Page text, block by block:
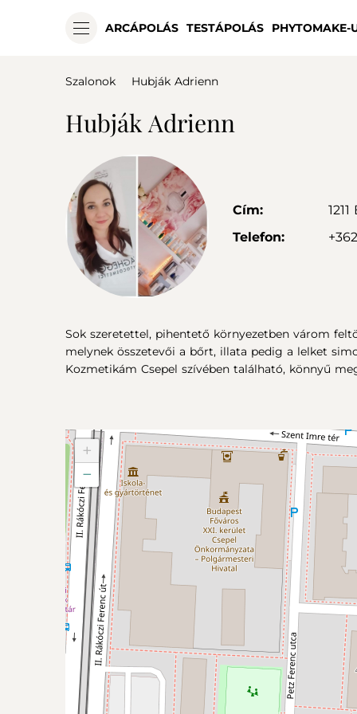
ARCÁPOLÁS TESTÁPOLÁS PHYTOMAKE-
Szalonok Hubják Adrienn
Hubják Adrienn
Cím: 1211
Telefon:
Sok szeretettel, pihentető környezetben várom
melynek összetevői a bőrt, illata pedig a lelket
Kozmetikám Csepel szívében található, könnyű
+
−